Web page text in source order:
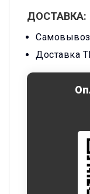
ДОСТАВКА:
Доставка